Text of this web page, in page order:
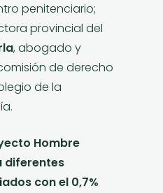
penitenciario;
provincial del
, abogado y
de derecho
de la
Hombre
diferentes
con el 0,7%